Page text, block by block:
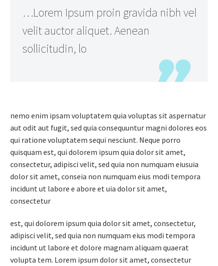
…Lorem Ipsum proin gravida nibh vel
velit auctor aliquet. Aenean
sollicitudin, lo
nemo enim ipsam voluptatem quia voluptas sit aspernatur
aut odit aut fugit, sed quia consequuntur magni dolores eos
qui ratione voluptatem sequi nesciunt. Neque porro
quisquam est, qui dolorem ipsum quia dolor sit amet,
consectetur, adipisci velit, sed quia non numquam eiusuia
dolor sit amet, conseia non numquam eius modi tempora
incidunt ut labore e abore et uia dolor sit amet,
consectetur
est, qui dolorem ipsum quia dolor sit amet, consectetur,
adipisci velit, sed quia non numquam eius modi tempora
incidunt ut labore et dolore magnam aliquam quaerat
volupta tem. Lorem ipsum dolor sit amet, consectetur